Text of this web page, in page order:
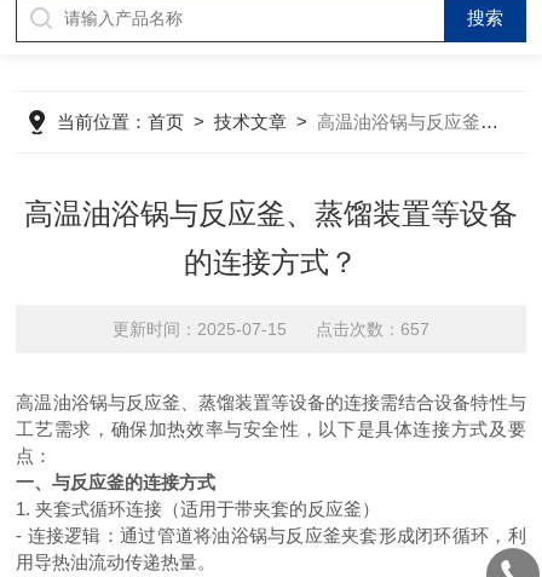
当前位置：首页 >技术文章 >高温油浴锅与反应釜、蒸馏装置等设备的连接方式？
高温油浴锅与反应釜、蒸馏装置等设备
的连接方式？
更新时间：2025-07-15 点击次数：657
高温油浴锅与反应釜、蒸馏装置等设备的连接需结合设备特性与
工艺需求，确保加热效率与安全性，以下是具体连接方式及要
点：
一、与反应釜的连接方式
1. 夹套式循环连接（适用于带夹套的反应釜）
- 连接逻辑：通过管道将油浴锅与反应釜夹套形成闭环循环，利
用导热油流动传递热量。